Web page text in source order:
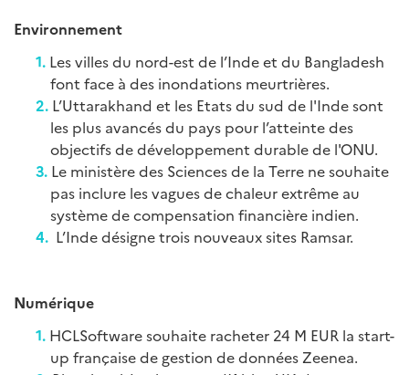
Environnement
Les villes du nord-est de l’Inde et du Bangladesh
font face à des inondations meurtrières.
L’Uttarakhand et les Etats du sud de l'Inde sont
les plus avancés du pays pour l’atteinte des
objectifs de développement durable de l'ONU.
Le ministère des Sciences de la Terre ne souhaite
pas inclure les vagues de chaleur extrême au
système de compensation financière indien.
L’Inde désigne trois nouveaux sites Ramsar.
Numérique
HCLSoftware souhaite racheter 24 M EUR la start-
up française de gestion de données Zeenea.